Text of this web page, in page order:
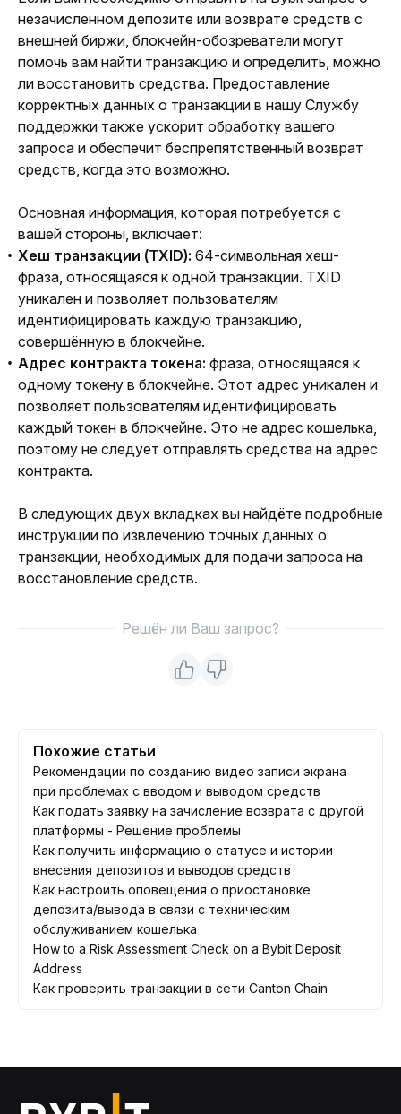
незачисленном депозите или возврате средств с
внешней биржи, блокчейн-обозреватели могут
помочь вам найти транзакцию и определить, можно
ли восстановить средства. Предоставление
корректных данных о транзакции в нашу Службу
поддержки также ускорит обработку вашего
запроса и обеспечит беспрепятственный возврат
средств, когда это возможно.
Основная информация, которая потребуется с
вашей стороны, включает:
Хеш транзакции (TXID): 64-символьная хеш-
фраза, относящаяся к одной транзакции. TXID
уникален и позволяет пользователям
идентифицировать каждую транзакцию,
совершённую в блокчейне.
Адрес контракта токена: фраза, относящаяся к
одному токену в блокчейне. Этот адрес уникален и
позволяет пользователям идентифицировать
каждый токен в блокчейне. Это не адрес кошелька,
поэтому не следует отправлять средства на адрес
контракта.
В следующих двух вкладках вы найдёте подробные
инструкции по извлечению точных данных о
транзакции, необходимых для подачи запроса на
восстановление средств.
Решён ли Ваш запрос?
Похожие статьи
Рекомендации по созданию видео записи экрана
при проблемах с вводом и выводом средств
Как подать заявку на зачисление возврата с другой
платформы - Решение проблемы
Как получить информацию о статусе и истории
внесения депозитов и выводов средств
Как настроить оповещения о приостановке
депозита/вывода в связи с техническим
обслуживанием кошелька
How to a Risk Assessment Check on a Bybit Deposit
Address
Как проверить транзакции в сети Canton Chain